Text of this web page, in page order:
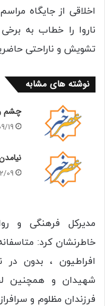
اخلاقی از جایگاه
ناروا را خطاب به
تشویش و ناراحتی
نوشته های مشابه
چشم
19
09
مدیرکل فرهنگی و
خاطرنشان کرد:
افراطیون ، بدون
شهیدان و همچنین
فرزندان مظلوم و